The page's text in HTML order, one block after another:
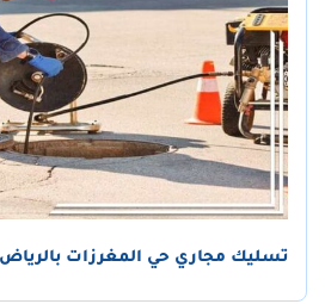
تسليك مجاري حي المغرزات بالرياض